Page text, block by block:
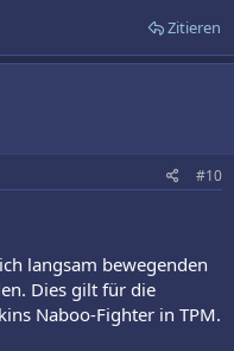
Zitieren
#10
langsam bewegenden
Dies gilt für die
Naboo-Fighter in TPM.